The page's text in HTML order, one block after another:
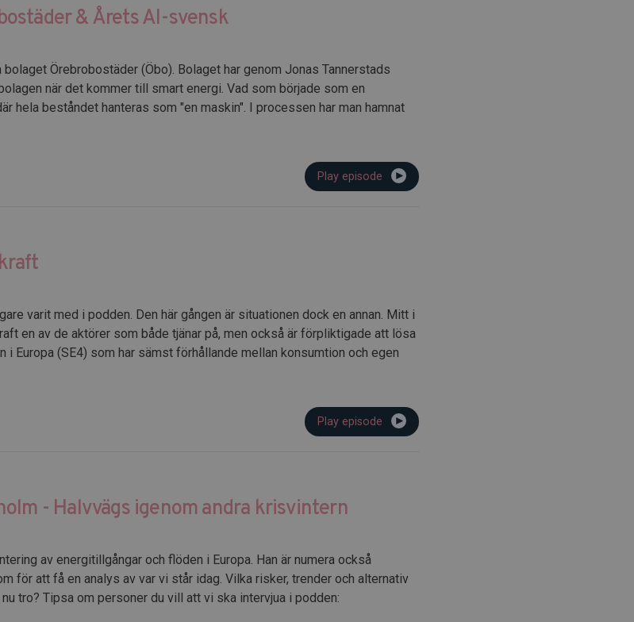
& Årets AI-svensk
Örebrobostäder (Öbo). Bolaget har genom Jonas Tannerstads
när det kommer till smart energi. Vad som började som en
hela beståndet hanteras som "en maskin". I processen har man hamnat
Play episode
varit med i podden. Den här gången är situationen dock en annan. Mitt i
en av de aktörer som både tjänar på, men också är förpliktigade att lösa
Europa (SE4) som har sämst förhållande mellan konsumtion och egen
Play episode
- Halvvägs igenom andra krisvintern
av energitillgångar och flöden i Europa. Han är numera också
för att få en analys av var vi står idag. Vilka risker, trender och alternativ
tro? Tipsa om personer du vill att vi ska intervjua i podden: